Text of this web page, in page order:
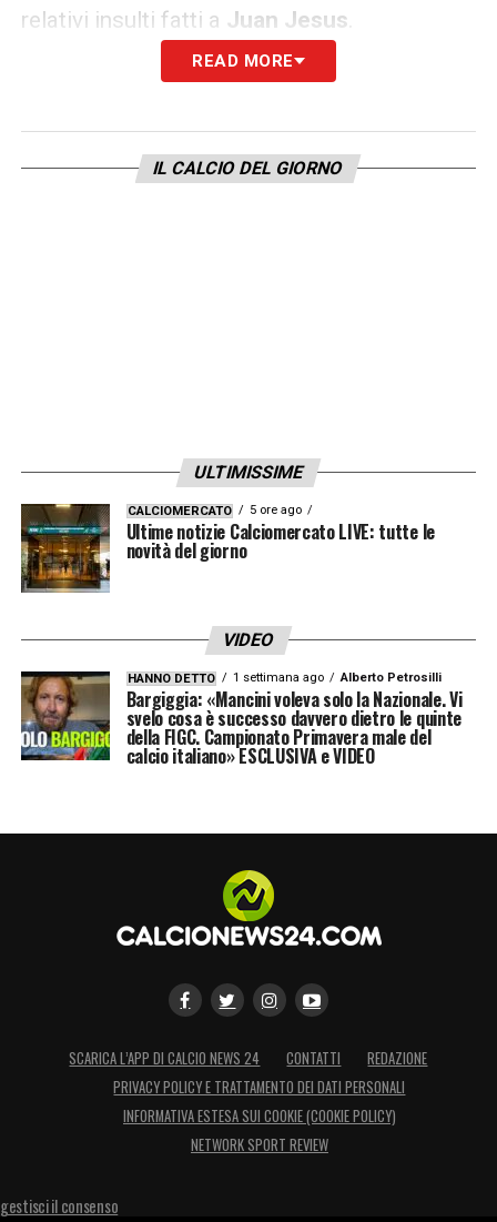
relativi insulti fatti a Juan Jesus
A fronte del chiarimento tra il giocatore e la
federale nei prossimi giorni.
READ MORE
IL CALCIO DEL GIORNO
ULTIMISSIME
CALCIOMERCATO 5 ore ago
Ultime notizie Calciomercato LIVE: tutte le
novità del giorno
VIDEO
HANNO DETTO 1 settimana ago Alberto Petrosilli
Bargiggia: «Mancini voleva solo la Nazionale. Vi
svelo cosa è successo davvero dietro le quinte
della FIGC. Campionato Primavera male del
calcio italiano» ESCLUSIVA e VIDEO
SCARICA L’APP DI CALCIO NEWS 24 CONTATTI
REDAZIONE
PRIVACY POLICY E TRATTAMENTO DEI DATI PERSONALI
INFORMATIVA ESTESA SUI COOKIE (COOKIE POLICY)
NETWORK SPORT REVIEW
gestisci il consenso